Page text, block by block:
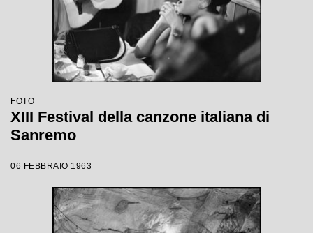
FOTO
XIII Festival della canzone italiana di
Sanremo
06 FEBBRAIO 1963